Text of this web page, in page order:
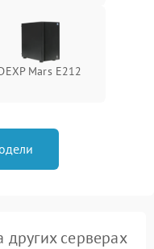
Mars E212
серверах